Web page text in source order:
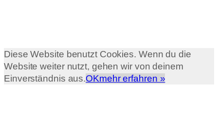
Diese Website benutzt Cookies. Wenn du die
Website weiter nutzt, gehen wir von deinem
Einverständnis aus.OKmehr erfahren »